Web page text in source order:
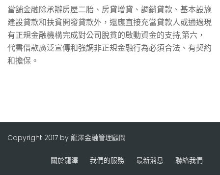
當舖金融除承辦房屋二胎、房貸增貸、調銷貸款、基本設施
建設貸款和扶貧開發貸款外，還應直接充當貸款人或通過現
有正規金融機構完成對公司脫貧的啟動資金的支持;第六，
代書借款廣泛宣傳和強調非正規金融行為必須合法、有契約
和擔保。
Copyright 2017 by 龍澤金融管理顧問
關於龍澤 我們的服務 最新消息 聯絡我們